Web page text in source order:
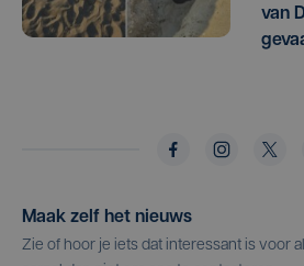
van
Maak zelf het nieuws
Zie of hoor je iets dat interessant is voor